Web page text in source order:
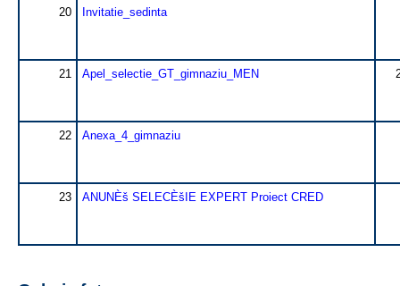
20 Invitatie_sedinta
21 Apel_selectie_GT_gimnaziu_MEN
22 Anexa_4_gimnaziu
23 ANUNÈš SELECÈšIE EXPERT Proiect CRED